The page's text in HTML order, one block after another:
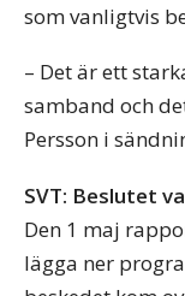
som vanligtvis
– Det är ett
samband och
Persson i
SVT: Beslutet
Den 1 maj
lägga ner